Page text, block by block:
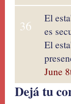
36
El
es
El
June
Dejá tu